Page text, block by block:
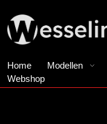
Home Modellen
Webshop